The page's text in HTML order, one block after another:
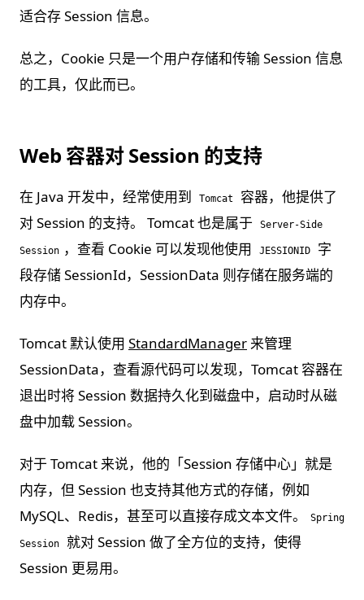
适合存 Session 信息。
总之，Cookie 只是一个用户存储和传输 Session 信息
的工具，仅此而已。
Web 容器对 Session 的支持
在 Java 开发中，经常使用到 Tomcat
容器，他提供了
对 Session 的支持。 Tomcat 也是属于
Server-Side
Session ，查看 Cookie 可以发现他使用 JESSIONID
字
段存储 SessionId，SessionData 则存储在服务端的
内存中。
Tomcat 默认使用 StandardManager 来管理
SessionData，查看源代码可以发现，Tomcat 容器在
退出时将 Session 数据持久化到磁盘中，启动时从磁
盘中加载 Session。
对于 Tomcat 来说，他的「Session 存储中心」就是
内存，但 Session 也支持其他方式的存储，例如
MySQL、Redis，甚至可以直接存成文本文件。
Spring
Session
就对 Session 做了全方位的支持，使得
Session 更易用。